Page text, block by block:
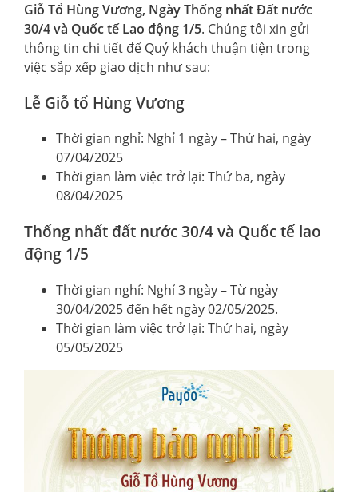
ĐỐI TÁC
TUYỂN DỤNG
Giỗ Tổ Hùng Vương, Ngày Thống nhất Đất nước
30/4 và Quốc tế Lao động 1/5. Chúng tôi xin gửi
thông tin chi tiết để Quý khách thuận tiện trong
việc sắp xếp giao dịch như sau:
Lễ Giỗ tổ Hùng Vương
Thời gian nghỉ: Nghỉ 1 ngày – Thứ hai, ngày
07/04/2025
Thời gian làm việc trở lại: Thứ ba, ngày
08/04/2025
Thống nhất đất nước 30/4 và Quốc tế lao
động 1/5
Thời gian nghỉ: Nghỉ 3 ngày – Từ ngày
30/04/2025 đến hết ngày 02/05/2025.
Thời gian làm việc trở lại: Thứ hai, ngày
05/05/2025